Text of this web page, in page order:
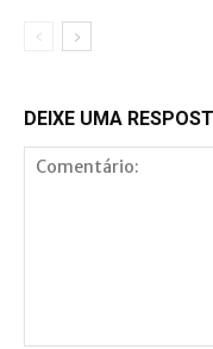
DEIXE UMA